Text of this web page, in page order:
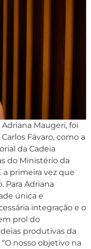
Maugeri, foi
Fávaro, como a
da Cadeia
do Ministério da
a primeira vez que
Para Adriana
única e
integração e o
prol do
produtivas da
nosso objetivo na